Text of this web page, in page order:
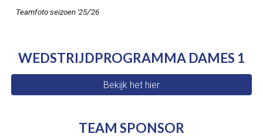
Teamfoto seizoen '25/'26
WEDSTRIJDPROGRAMMA DAMES 1
Bekijk het hier
TEAM SPONSOR